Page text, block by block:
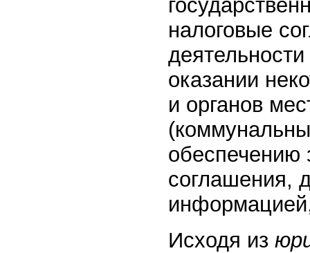
налоговые
оказании
и органов
обеспечению
соглашения,
Исходя из